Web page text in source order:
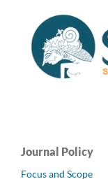
Journal Policy
Focus and Scope